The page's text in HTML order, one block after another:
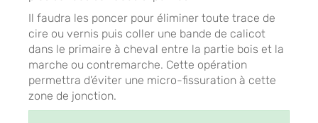
Il faudra les poncer pour éliminer toute trace de
cire ou vernis puis coller une bande de calicot
dans le primaire à cheval entre la partie bois et la
marche ou contremarche. Cette opération
permettra d’éviter une micro-fissuration à cette
zone de jonction.